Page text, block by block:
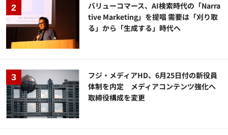
バリューコマース、AI検索時代の「Narra
tive Marketing」を提唱 需要は「刈り取
る」から「生成する」時代へ
フジ・メディアHD、6月25日付の新役員
体制を内定 メディアコンテンツ強化へ
取締役構成を変更